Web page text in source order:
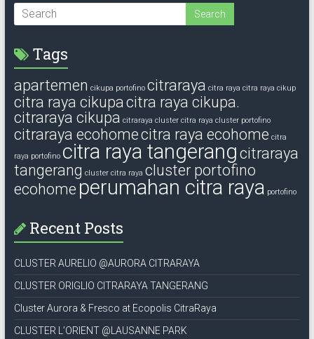
Tags
apartemen cikupa portofino citraraya citra raya citra raya cikup
citra raya cikupacitra raya cikupa.
citraraya cikupa citraraya cluster citra raya cluster portofino
citraraya ecohomecitra raya ecohome citra
raya portofino citra raya tangerang citraraya
tangerang cluster citra raya cluster portofino
ecohome perumahan citra raya portofino
Recent Posts
CLUSTER AURELIO @AURORA CITRARAYA
CLUSTER ORIGLIO CITRARAYA TANGERANG
Cluster Aurora & Fresco at Ecopolis CitraRaya
CLUSTER L’ORIENT @LAUSANNE PARK